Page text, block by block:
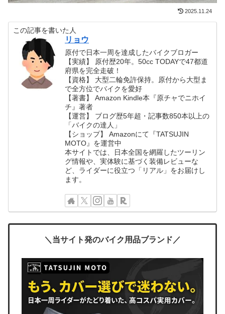
2025.11.24
この記事を書いた人
リョウ
原付で日本一周を達成したバイクブロガー
【実績】 原付歴20年。50cc TODAYで47都道
府県を完全走破！
【資格】 大型二輪免許保持。原付から大型ま
で全方位でバイクを愛好
【著書】 Amazon Kindle本『原チャでニホイ
チ』著者
【運営】 ブログ歴5年超・記事数850本以上の
「バイクの達人」
【ショップ】 Amazonにて『TATSUJIN
MOTO』を運営中
本サイトでは、日本全国を網羅したツーリン
グ情報や、実体験に基づく装備レビューな
ど、ライダーに役立つ「リアル」をお届けし
ます。
＼当サイト発のバイク用品ブランド／